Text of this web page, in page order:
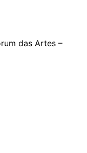
das Artes –